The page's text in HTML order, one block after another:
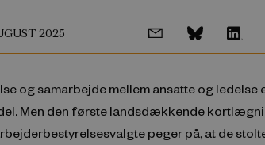
2025
og samarbejde mellem ansatte og ledelse
Men den første landsdækkende
peger på, at de